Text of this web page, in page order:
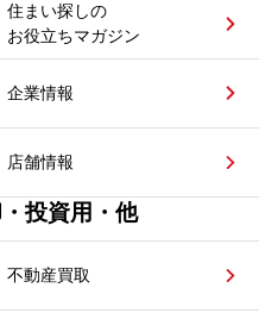
住まい探しの
お役立ちマガジン
企業情報
店舗情報
投資用・他
不動産買取